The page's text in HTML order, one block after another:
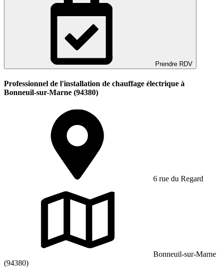
Prendre RDV
Professionnel de l'installation de chauffage électrique à
Bonneuil-sur-Marne (94380)
6 rue du Regard
Bonneuil-sur-Marne
(94380)